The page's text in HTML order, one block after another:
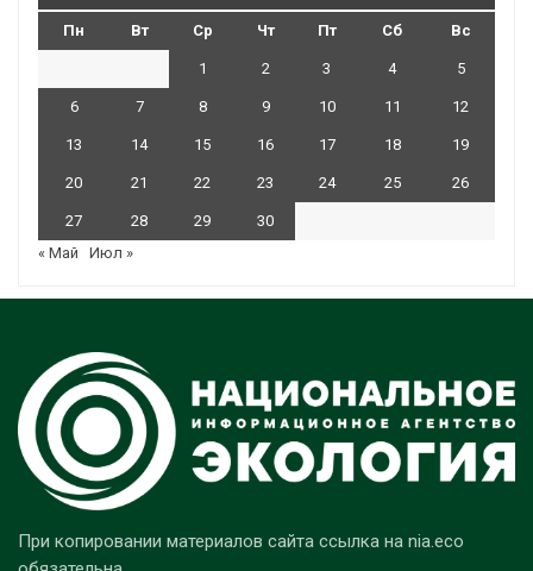
Пн Вт Ср Чт Пт Сб Вс
1 2 3 4 5
6 7 8 9 10 11 12
13 14 15 16 17 18 19
20 21 22 23 24 25 26
27 28 29
30
« Май
Июл »
При копировании материалов сайта ссылка на nia.eco